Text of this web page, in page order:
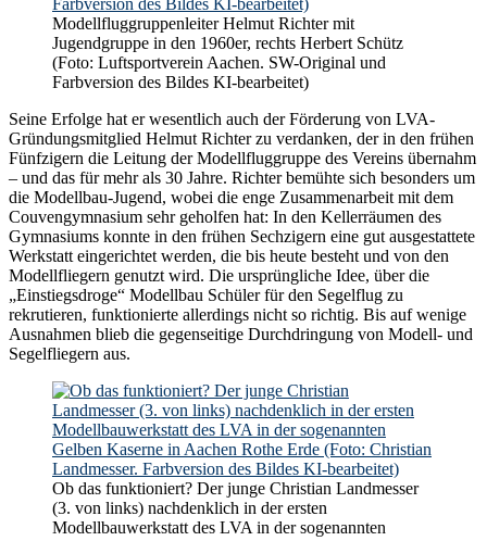
Modellfluggruppenleiter Helmut Richter mit
Jugendgruppe in den 1960er, rechts Herbert Schütz
(Foto: Luftsportverein Aachen. SW-Original und
Farbversion des Bildes KI-bearbeitet)
Seine Erfolge hat er wesentlich auch der Förderung von LVA-
Gründungsmitglied Helmut Richter zu verdanken, der in den frühen
Fünfzigern die Leitung der Modellfluggruppe des Vereins übernahm
– und das für mehr als 30 Jahre. Richter bemühte sich besonders um
die Modellbau-Jugend, wobei die enge Zusammenarbeit mit dem
Couvengymnasium sehr geholfen hat: In den Kellerräumen des
Gymnasiums konnte in den frühen Sechzigern eine gut ausgestattete
Werkstatt eingerichtet werden, die bis heute besteht und von den
Modellfliegern genutzt wird. Die ursprüngliche Idee, über die
„Einstiegsdroge“ Modellbau Schüler für den Segelflug zu
rekrutieren, funktionierte allerdings nicht so richtig. Bis auf wenige
Ausnahmen blieb die gegenseitige Durchdringung von Modell- und
Segelfliegern aus.
Ob das funktioniert? Der junge Christian Landmesser
(3. von links) nachdenklich in der ersten
Modellbauwerkstatt des LVA in der sogenannten